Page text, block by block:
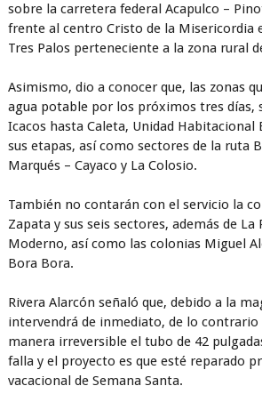
sobre la carretera federal Acapulco –
frente al centro Cristo de la Misericordia
Tres Palos perteneciente a la zona rural
Asimismo, dio a conocer que, las zonas
agua potable por los próximos tres días,
Icacos hasta Caleta, Unidad Habitacional
sus etapas, así como sectores de la ruta
Marqués – Cayaco y La Colosio.
También no contarán con el servicio la
Zapata y sus seis sectores, además de
Moderno, así como las colonias Miguel
Bora Bora.
Rivera Alarcón señaló que, debido a la
intervendrá de inmediato, de lo contrario
manera irreversible el tubo de 42
falla y el proyecto es que esté reparado
vacacional de Semana Santa.